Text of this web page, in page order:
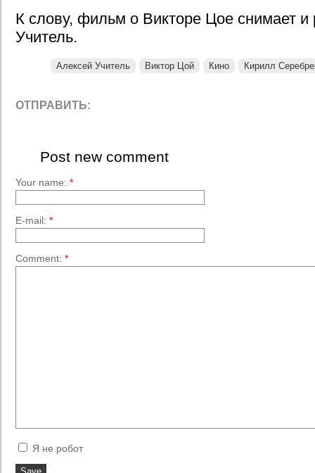
К слову, фильм о Викторе Цое снимает и
Учитель.
Алексей Учитель Виктор Цой Кино Кирилл
ОТПРАВИТЬ:
Post new comment
Your name: *
E-mail: *
Comment: *
Я не робот